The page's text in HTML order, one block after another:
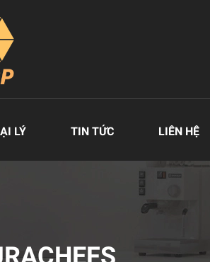
LÝ TIN TỨC LIÊN HỆ